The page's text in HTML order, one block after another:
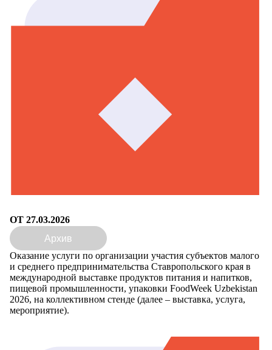
ОТ 27.03.2026
Архив
Оказание услуги по организации участия субъектов малого
и среднего предпринимательства Ставропольского края в
международной выставке продуктов питания и напитков,
пищевой промышленности, упаковки FoodWeek Uzbekistan
2026, на коллективном стенде (далее – выставка, услуга,
мероприятие).